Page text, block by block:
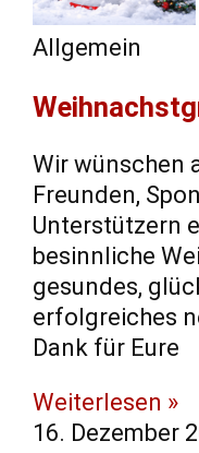
Allgemein
Wir wünschen
Freunden,
Unterstützern
besinnliche
gesundes,
erfolgreiches
Dank für Eure
Weiterlesen »
16. Dezember